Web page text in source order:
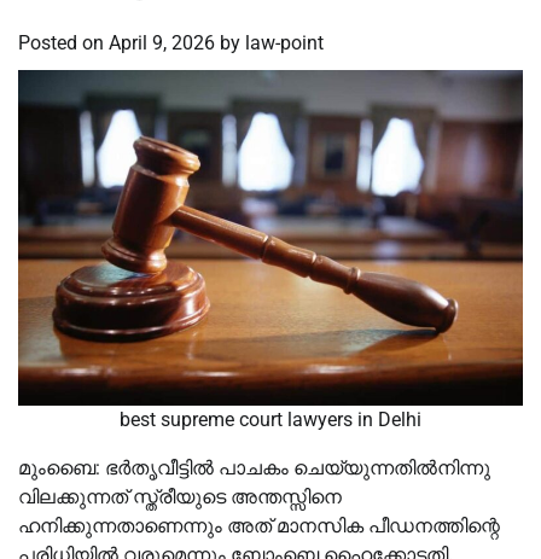
Posted on April 9, 2026 by law-point
best supreme court lawyers in Delhi
മുംബൈ: ഭർതൃവീട്ടിൽ പാചകം ചെയ്യുന്നതിൽനിന്നു
വിലക്കുന്നത് സ്ത്രീയുടെ അന്തസ്സിനെ
ഹനിക്കുന്നതാണെന്നും അത് മാനസിക പീഡനത്തിന്റെ